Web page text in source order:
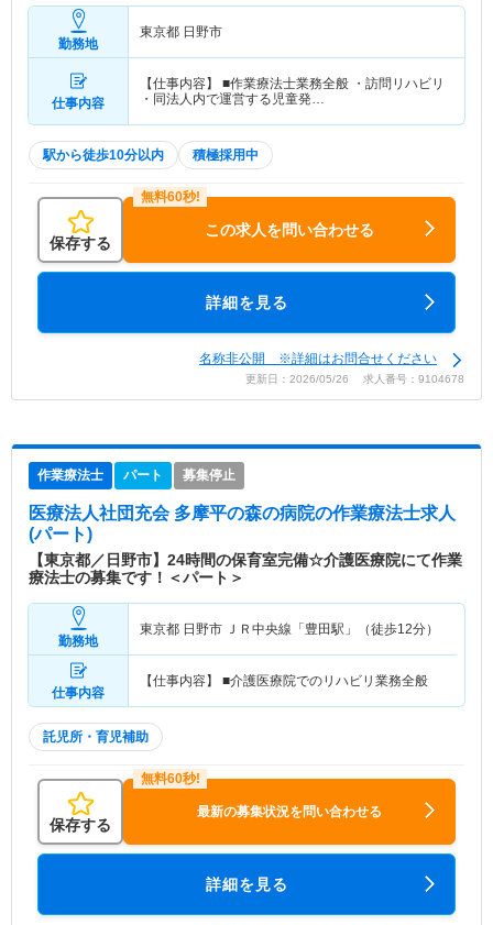
勤務地
東京都 日野市
仕事内容
【仕事内容】 ■作業療法士業務全般 ・訪問リハビリ
・同法人内で運営する児童発…
駅から徒歩10分以内 積極採用中
保存する
この求人を問い合わせる
詳細を見る
名称非公開 ※詳細はお問合せください
更新日：2026/05/26 求人番号：9104678
作業療法士 パート 募集停止
医療法人社団充会 多摩平の森の病院の作業療法士求人
(パート)
【東京都／日野市】24時間の保育室完備☆介護医療院にて作業
療法士の募集です！＜パート＞
勤務地
東京都 日野市 ＪＲ中央線「豊田駅」（徒歩12分）
仕事内容
【仕事内容】 ■介護医療院でのリハビリ業務全般
託児所・育児補助
保存する
最新の募集状況を問い合わせる
詳細を見る